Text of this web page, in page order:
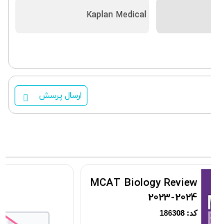
Kaplan Medical
ارسال پرسش
MCAT Biology Review
2023-2024
کد: 186308